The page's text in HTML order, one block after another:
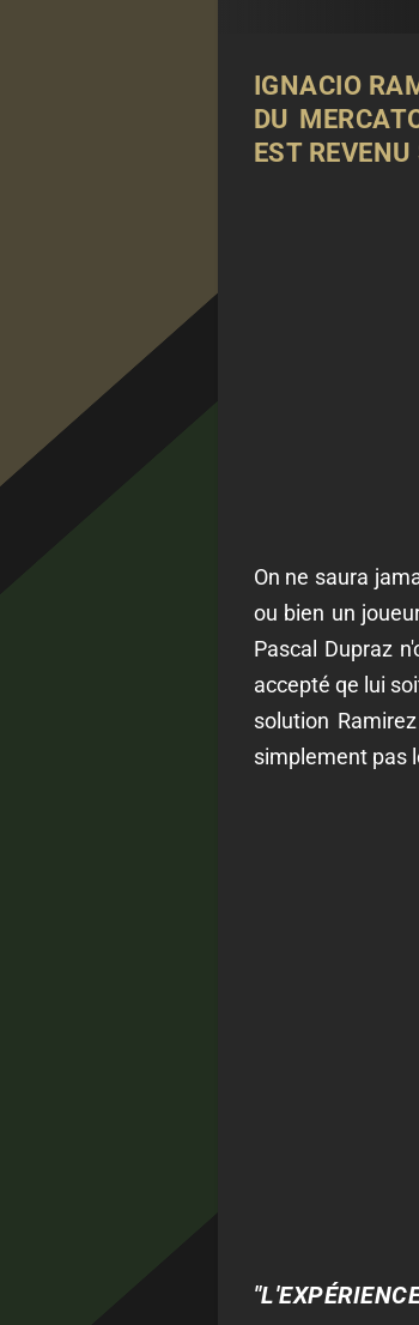
IGNACIO
DU
EST
On ne saura
ou bien un
Pascal Dupraz
accepté qe lui
solution
simplement pas